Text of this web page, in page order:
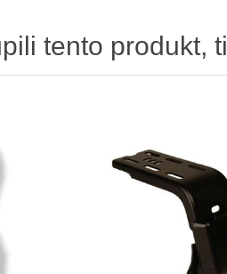
tento produkt,